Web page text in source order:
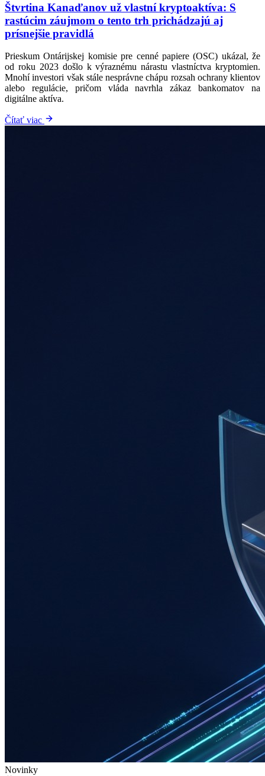
Štvrtina Kanaďanov už vlastní kryptoaktíva: S
rastúcim záujmom o tento trh prichádzajú aj
prísnejšie pravidlá
Prieskum Ontárijskej komisie pre cenné papiere (OSC) ukázal, že
od roku 2023 došlo k výraznému nárastu vlastníctva kryptomien.
Mnohí investori však stále nesprávne chápu rozsah ochrany klientov
alebo regulácie, pričom vláda navrhla zákaz bankomatov na
digitálne aktíva.
Čítať viac
Novinky